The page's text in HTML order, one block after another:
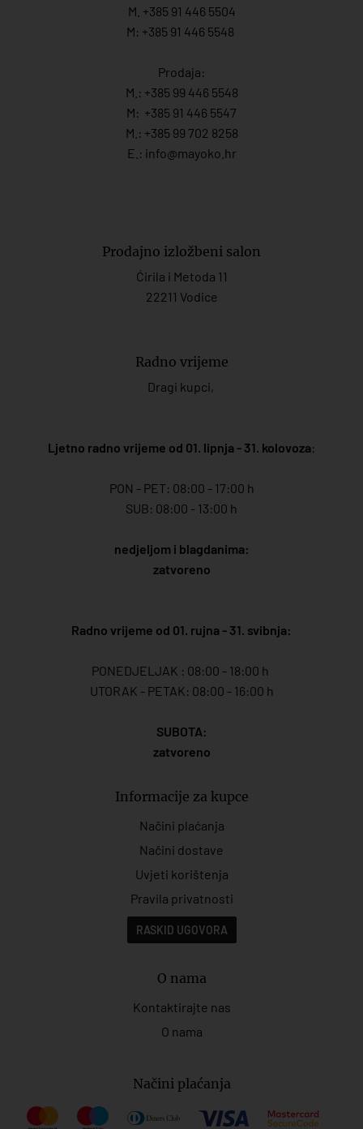
M. +385 91 446 5504
M: +385 91 446 5548
Prodaja:
M.: +385 99 446 5548
M: +385 91 446 5547
M.: +385 99 702 8258
E.: info@mayoko. hr
Prodajno izložbeni salon
Ćirila i Metoda 11
22211 Vodice
Radno vrijeme
Dragi kupci,
Ljetno radno vrijeme od 01. lipnja - 31. kolovoza:
PON - PET: 08:00 - 17:00 h
SUB: 08:00 - 13:00 h
nedjeljom i blagdanima:
zatvoreno
Radno vrijeme od 01. rujna - 31. svibnja:
PONEDJELJAK : 08:00 - 18:00 h
UTORAK - PETAK: 08:00 - 16:00 h
SUBOTA:
zatvoreno
Informacije za kupce
Načini plaćanja
Načini dostave
Uvjeti korištenja
Pravila privatnosti
RASKID UGOVORA
O nama
Kontaktirajte nas
O nama
Načini plaćanja